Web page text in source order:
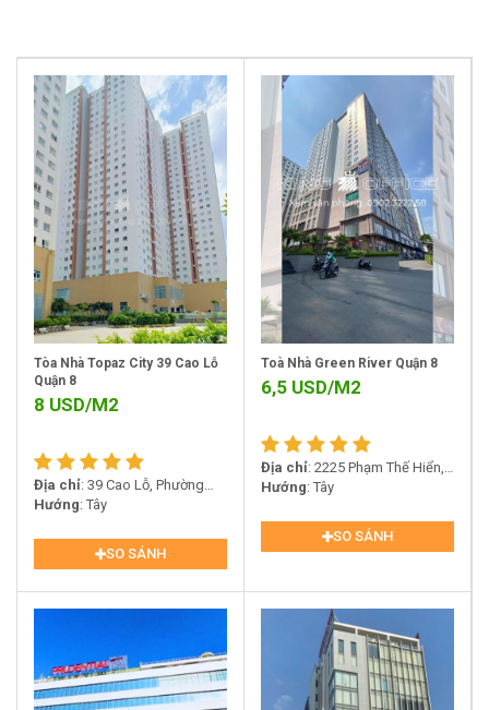
Tòa Nhà Topaz City 39 Cao Lỗ
Quận 8
8 USD/M2
Địa chỉ: 39 Cao Lỗ, Phường
Chánh Hưng, Quận 8, TP.HCM
Hướng : Tây
SO SÁNH
Toà Nhà Green River Quận 8
6,5 USD/M2
Địa chỉ: 2225 Phạm Thế Hiển,
Phường 6, Quận 8, Thành phố
Hướng : Tây
SO SÁNH